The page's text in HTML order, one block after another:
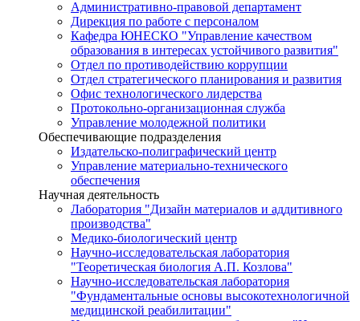
Административно-правовой департамент
Дирекция по работе с персоналом
Кафедра ЮНЕСКО "Управление качеством
образования в интересах устойчивого развития"
Отдел по противодействию коррупции
Отдел стратегического планирования и развития
Офис технологического лидерства
Протокольно-организационная служба
Управление молодежной политики
Обеспечивающие подразделения
Издательско-полиграфический центр
Управление материально-технического
обеспечения
Научная деятельность
Лаборатория "Дизайн материалов и аддитивного
производства"
Медико-биологический центр
Научно-исследовательская лаборатория
"Теоретическая биология А.П. Козлова"
Научно-исследовательская лаборатория
"Фундаментальные основы высокотехнологичной
медицинской реабилитации"